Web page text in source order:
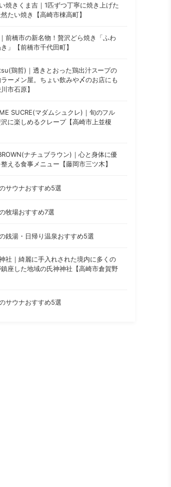
焼きくま吉｜1匹ずつ丁寧に焼き上げた
たい焼き【高崎市棟高町】
前橋市の新名物！贅沢どら焼き「ふわ
」【前橋市千代田町】
鶏哲)｜透きとおった鶏出汁スープの
ーメン屋。ちょい飲みや〆のお店にも
市石原】
SUCRE(マダムシュクレ)｜旬のフル
に楽しめるクレープ【高崎市上並榎
ナチュブラウン)｜心と身体に優
える食事メニュー【藤岡市三ツ木】
サウナおすすめ5選
牧場おすすめ7選
銭湯・日帰り温泉おすすめ5選
社｜綺麗に手入れされた境内に多くの
座した地域の氏神神社【高崎市倉賀野
サウナおすすめ5選